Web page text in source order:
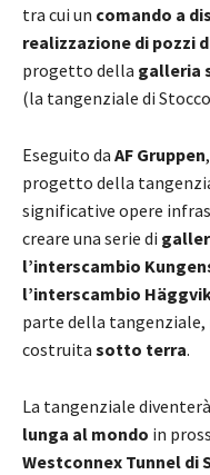
tra cui un comando a
realizzazione di pozzi
progetto della galleria
(la tangenziale di
Eseguito da AF Gruppen
progetto della
significative opere
creare una serie di
l’interscambio
l’interscambio
parte della tangenziale,
costruita sotto terra.
La tangenziale
lunga al mondo in
Westconnex Tunnel di